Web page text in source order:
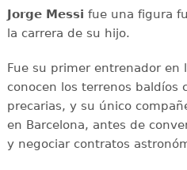
Jorge Messi fue una figura
la carrera de su hijo.
Fue su primer entrenador en
conocen los terrenos baldíos
precarias, y su único
en Barcelona, antes de
y negociar contratos